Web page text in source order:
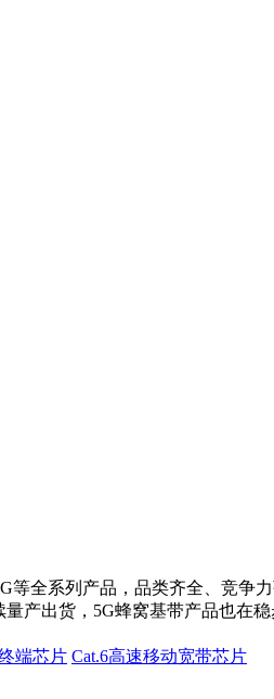
等全系列产品，品类齐全、竞
产出货，5G蜂窝基带产品也在稳
端芯片 Cat.6高速移动宽带芯片